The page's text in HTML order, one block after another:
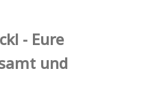
- Eure
und